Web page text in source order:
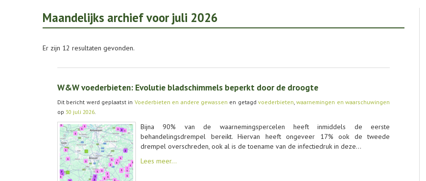
Maandelijks archief voor juli 2026
Er zijn 12 resultaten gevonden.
W&W voederbieten: Evolutie bladschimmels beperkt door de droogte
Dit bericht werd geplaatst in Voederbieten en andere gewassen en getagd voederbieten,waarnemingen en waarschuwingen
op 30 juli 2026.
Bijna 90% van de waarnemingspercelen heeft inmiddels de eerste
behandelingsdrempel bereikt. Hiervan heeft ongeveer 17% ook de tweede
drempel overschreden, ook al is de toename van de infectiedruk in deze…
Lees meer…